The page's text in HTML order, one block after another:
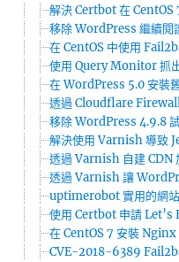
解決 Certbot 在
移除 WordPress 繼續
在 CentOS 中使用
使用 Query Monitor 抓
在 WordPress 5.0 安裝
透過 Cloudflare Firewall
移除 WordPress 4.9.8
解決使用 Varnish 導致
透過 Varnish 自建 CDN
透過 Varnish 讓
uptimerobot 實用的網
使用 Certbot 申請 Let’s
在 CentOS 7 安裝
CVE-2018-6389